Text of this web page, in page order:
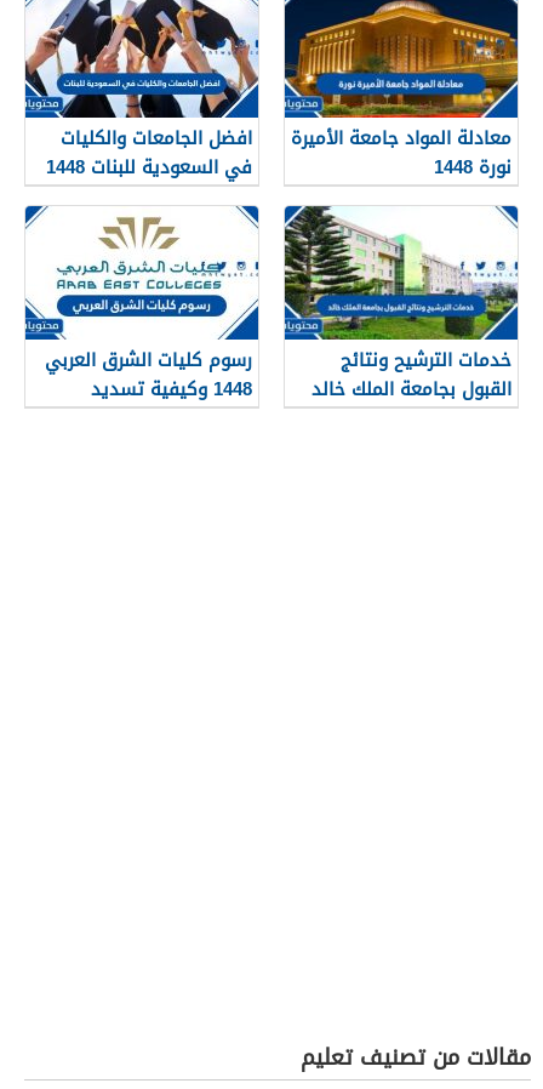
معادلة المواد جامعة الأميرة
نورة 1448
افضل الجامعات والكليات
في السعودية للبنات 1448
خدمات الترشيح ونتائج
القبول بجامعة الملك خالد
1448
رسوم كليات الشرق العربي
1448 وكيفية تسديد
الرسوم
مقالات من تصنيف تعليم